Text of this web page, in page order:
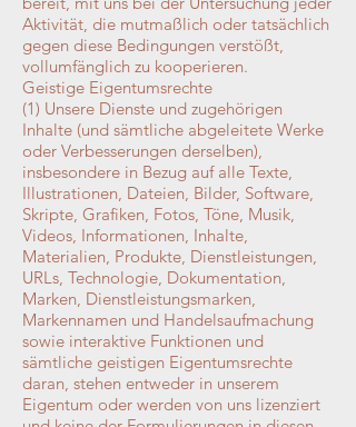
Aktivität, die mutmaßlich oder tatsächlich
gegen diese Bedingungen verstößt,
vollumfänglich zu kooperieren.
Geistige Eigentumsrechte
(1) Unsere Dienste und zugehörigen
Inhalte (und sämtliche abgeleitete Werke
oder Verbesserungen derselben),
insbesondere in Bezug auf alle Texte,
Illustrationen, Dateien, Bilder, Software,
Skripte, Grafiken, Fotos, Töne, Musik,
Videos, Informationen, Inhalte,
Materialien, Produkte, Dienstleistungen,
URLs, Technologie, Dokumentation,
Marken, Dienstleistungsmarken,
Markennamen und Handelsaufmachung
sowie interaktive Funktionen und
sämtliche geistigen Eigentumsrechte
daran, stehen entweder in unserem
Eigentum oder werden von uns lizenziert